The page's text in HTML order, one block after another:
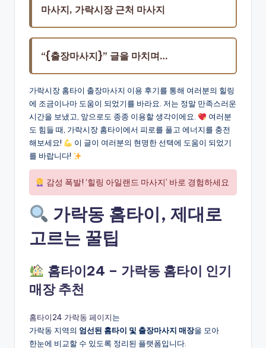
마사지, 가락시장 근처 마사지
“{출장마사지}” 글을 마치며…
가락시장 홈타이 출장마사지 이용 후기를 통해 여러분의 힐링
에 조금이나마 도움이 되었기를 바라요. 저는 정말 만족스러운
시간을 보냈고, 앞으로도 종종 이용할 생각이에요.
여러분
도 힘들 때, 가락시장 홈타이에서 피로를 풀고 에너지를 충전
해보세요!
이 글이 여러분의 현명한 선택에 도움이 되었기
를 바랍니다!
감성 폭발! ‘힐링 아일랜드 마사지’ 바로 경험하세요
가락동 홈타이, 제대로
고르는 꿀팁
홈타이24 – 가락동 홈타이 인기
매장 추천
홈타이24 가락동 페이지는
가락동 지역의 엄선된 홈타이 및 출장마사지 매장을 모아
한눈에 비교할 수 있도록 정리된 플랫폼입니다.